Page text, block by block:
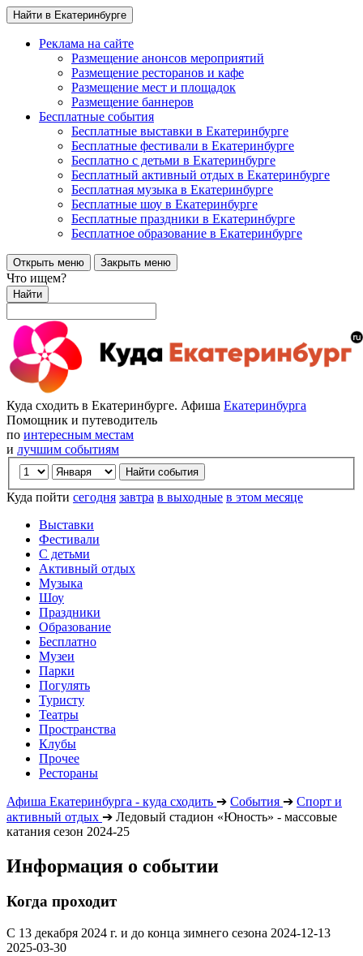
Найти в Екатеринбурге
Реклама на сайте
Размещение анонсов мероприятий
Размещение ресторанов и кафе
Размещение мест и площадок
Размещение баннеров
Бесплатные события
Бесплатные выставки в Екатеринбурге
Бесплатные фестивали в Екатеринбурге
Бесплатно с детьми в Екатеринбурге
Бесплатный активный отдых в Екатеринбурге
Бесплатная музыка в Екатеринбурге
Бесплатные шоу в Екатеринбурге
Бесплатные праздники в Екатеринбурге
Бесплатное образование в Екатеринбурге
Открыть меню Закрыть меню
Что ищем?
Найти
Куда сходить в Екатеринбурге. Афиша Екатеринбурга
Помощник и путеводитель
по интересным местам
и лучшим событиям
Куда пойти сегодня завтра в выходные в этом месяце
Выставки
Фестивали
С детьми
Активный отдых
Музыка
Шоу
Праздники
Образование
Бесплатно
Музеи
Парки
Погулять
Туристу
Театры
Пространства
Клубы
Прочее
Рестораны
Афиша Екатеринбурга - куда сходить ➔ События ➔ Спорт и
активный отдых ➔ Ледовый стадион «Юность» - массовые
катания сезон 2024-25
Информация о событии
Когда проходит
С 13 декабря 2024 г. и до конца зимнего сезона 2024-12-13
2025-03-30